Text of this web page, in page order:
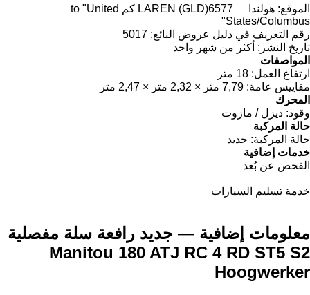
الموقع: هولندا LAREN (GLD)
6577 كم to "United
States/Columbus"
رقم التعريف في دليل عروض البائع: 5017
تاريخ النشر: أكثر من شهر واحد
المواصفات
ارتفاع العمل: 18 متر
مقاييس عامة: 7,79 متر × 2,32 متر × 2,47 متر
المحرك
وقود: ديزل / مازوت
حالة المركبة
حالة المركبة: جديد
خدمات إضافية
الفحص عن بُعد
خدمة تسليم السيارات
معلومات إضافية — جديد رافعة سلة مفصلية
Manitou 180 ATJ RC 4 RD ST5 S2
Hoogwerker